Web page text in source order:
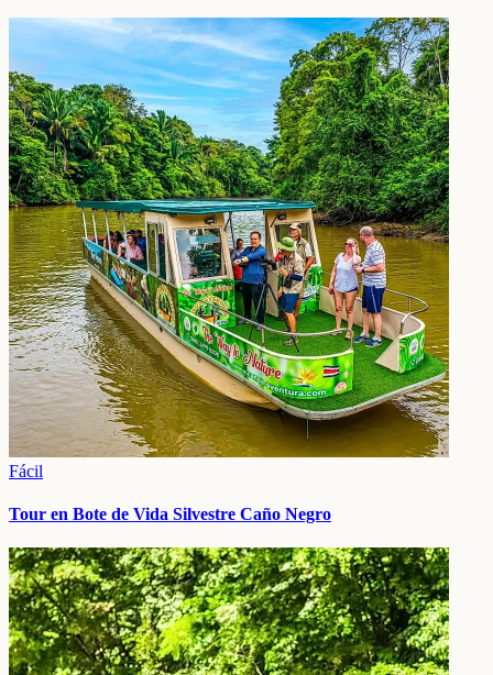
Fácil
Tour en Bote de Vida Silvestre Caño Negro